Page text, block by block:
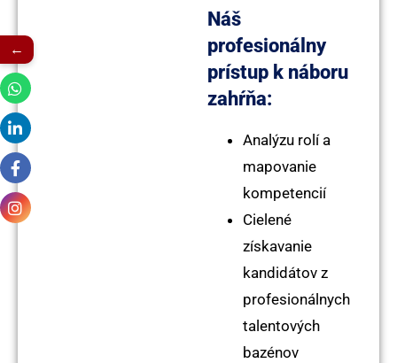
Náš
profesionálny
prístup k náboru
zahŕňa:
Analýzu rolí a
mapovanie
kompetencií
Cielené
získavanie
kandidátov z
profesionálnych
talentových
bazénov
←